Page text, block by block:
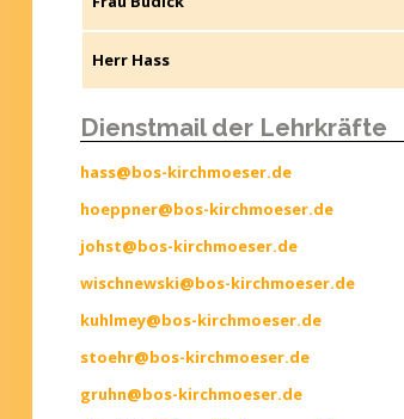
Herr Hass
Dienstmail der Lehrkräfte
hass@bos-kirchmoeser.de
hoeppner@bos-kirchmoeser.de
johst@bos-kirchmoeser.de
wischnewski@bos-kirchmoeser.de
kuhlmey@bos-kirchmoeser.de
stoehr@bos-kirchmoeser.de
gruhn@bos-kirchmoeser.de